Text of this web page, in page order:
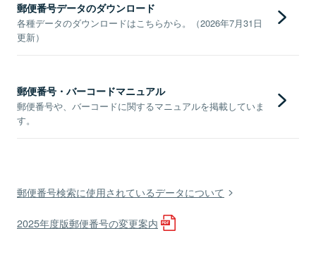
郵便番号データのダウンロード
各種データのダウンロードはこちらから。（2026年7月31日
更新）
郵便番号・バーコードマニュアル
郵便番号や、バーコードに関するマニュアルを掲載していま
す。
郵便番号検索に使用されているデータについて
2025年度版郵便番号の変更案内